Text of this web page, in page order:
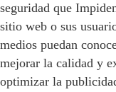
seguridad que
sitio web o sus
medios puedan
mejorar la calidad y
optimizar la